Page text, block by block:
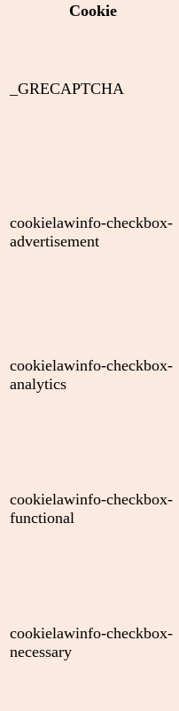
Cookie
_GRECAPTCHA
cookielawinfo-checkbox-
advertisement
cookielawinfo-checkbox-
analytics
cookielawinfo-checkbox-
functional
cookielawinfo-checkbox-
necessary